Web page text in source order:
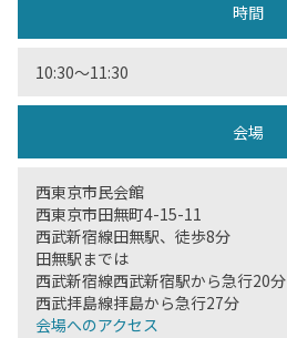
時間
10:30～11:30
会場
西東京市民会館
西東京市田無町4-15-11
西武新宿線田無駅、徒歩8分
田無駅までは
西武新宿線西武新宿駅から急行20分
西武拝島線拝島から急行27分
会場へのアクセス